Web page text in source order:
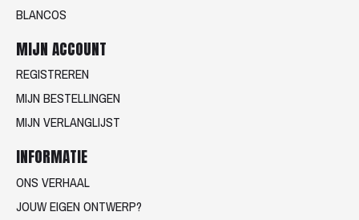
BLANCOS
MIJN ACCOUNT
REGISTREREN
MIJN BESTELLINGEN
MIJN VERLANGLIJST
INFORMATIE
ONS VERHAAL
JOUW EIGEN ONTWERP?